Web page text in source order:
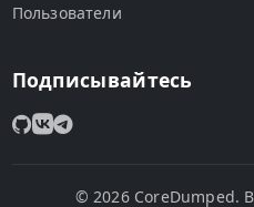
Пользователи
Подписывайтесь
© 2026 CoreDumped.